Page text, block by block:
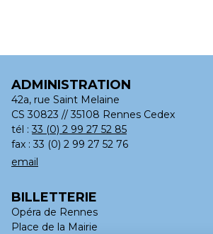
ADMINISTRATION
42a, rue Saint Melaine
CS 30823 // 35108 Rennes Cedex
tél :33 (0) 2 99 27 52 85
fax : 33 (0) 2 99 27 52 76
email
BILLETTERIE
Opéra de Rennes
Place de la Mairie